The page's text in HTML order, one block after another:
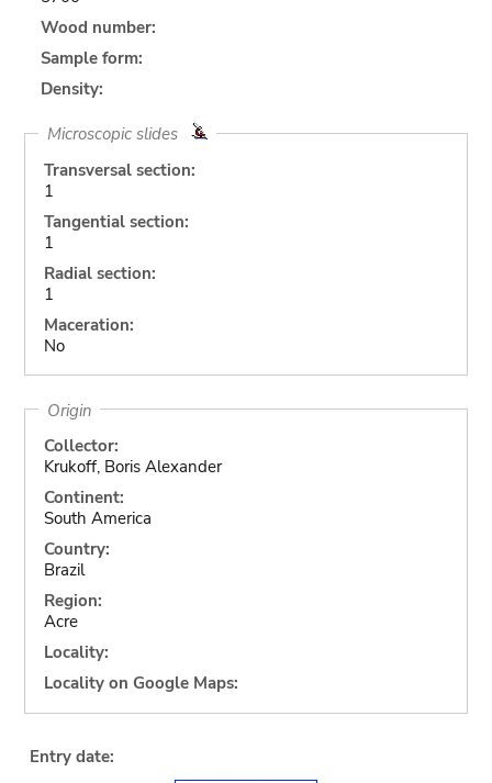
Wood number:
Sample form:
Density:
Microscopic slides
Transversal section:
1
Tangential section:
1
Radial section:
1
Maceration:
No
Origin
Collector:
Krukoff, Boris Alexander
Continent:
South America
Country:
Brazil
Region:
Acre
Locality:
Locality on Google Maps:
Entry date: